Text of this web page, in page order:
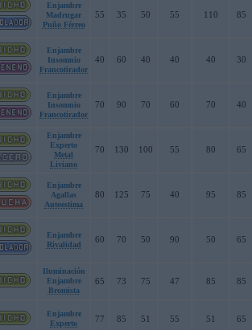
Enjambre
Madrugar
Puño Férreo
55 35 50 55 110 85
Enjambre
Insomnio
Francotirador
40 60 40 40 40 30
Enjambre
Insomnio
Francotirador
70 90 70 60 70 40
Enjambre
Experto
Metal
Liviano
70 130 100 55 80 65
Enjambre
Agallas
Autoestima
80 125 75 40 95 85
Enjambre
Rivalidad
60 70 50 90 50 65
Iluminación
Enjambre
Bromista
65 73 75 47 85 85
Enjambre
Experto
77 85 51 55 51 65